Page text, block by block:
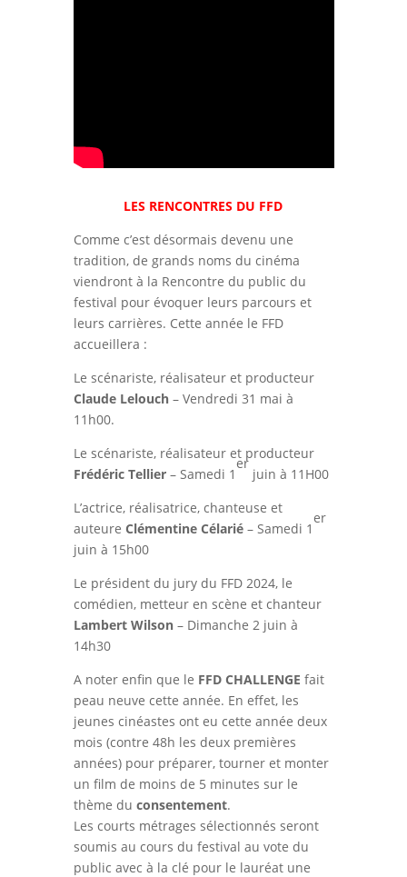
LES RENCONTRES DU FFD
Comme c’est désormais devenu une
tradition, de grands noms du cinéma
viendront à la Rencontre du public du
festival pour évoquer leurs parcours et
leurs carrières. Cette année le FFD
accueillera :
Le scénariste, réalisateur et producteur
Claude Lelouch– Vendredi 31 mai à
11h00.
Le scénariste, réalisateur et producteur
Frédéric Tellier– Samedi 1
er
juin à 11H00
L’actrice, réalisatrice, chanteuse et
auteure Clémentine Célarié – Samedi 1
er
juin à 15h00
Le président du jury du FFD 2024, le
comédien, metteur en scène et chanteur
Lambert Wilson– Dimanche 2 juin à
14h30
A noter enfin que le FFD CHALLENGE fait
peau neuve cette année. En effet, les
jeunes cinéastes ont eu cette année deux
mois (contre 48h les deux premières
années) pour préparer, tourner et monter
un film de moins de 5 minutes sur le
thème du consentement.
Les courts métrages sélectionnés seront
soumis au cours du festival au vote du
public avec à la clé pour le lauréat une